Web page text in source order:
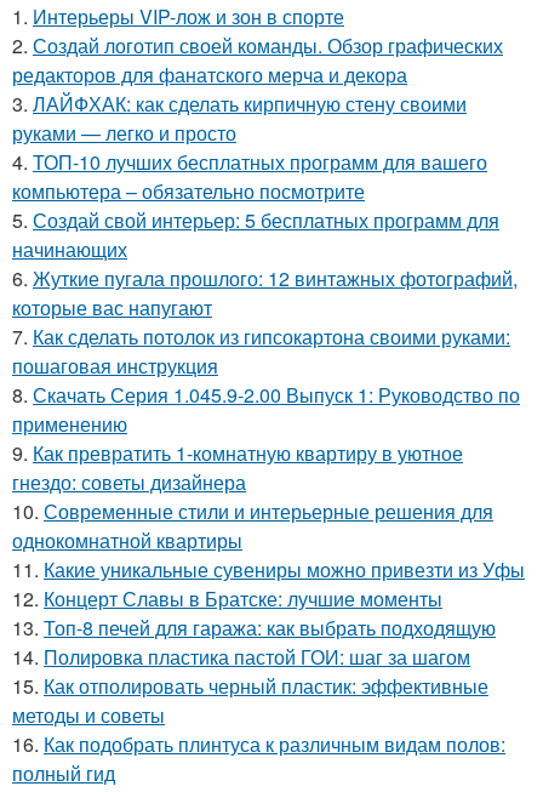
1. Интерьеры VIP-лож и зон в спорте
2. Создай логотип своей команды. Обзор графических
редакторов для фанатского мерча и декора
3. ЛАЙФХАК: как сделать кирпичную стену своими
руками — легко и просто
4. ТОП-10 лучших бесплатных программ для вашего
компьютера – обязательно посмотрите
5. Создай свой интерьер: 5 бесплатных программ для
начинающих
6. Жуткие пугала прошлого: 12 винтажных фотографий,
которые вас напугают
7. Как сделать потолок из гипсокартона своими руками:
пошаговая инструкция
8. Скачать Серия 1.045.9-2.00 Выпуск 1: Руководство по
применению
9. Как превратить 1-комнатную квартиру в уютное
гнездо: советы дизайнера
10. Современные стили и интерьерные решения для
однокомнатной квартиры
11. Какие уникальные сувениры можно привезти из Уфы
12. Концерт Славы в Братске: лучшие моменты
13. Топ-8 печей для гаража: как выбрать подходящую
14. Полировка пластика пастой ГОИ: шаг за шагом
15. Как отполировать черный пластик: эффективные
методы и советы
16. Как подобрать плинтуса к различным видам полов:
полный гид